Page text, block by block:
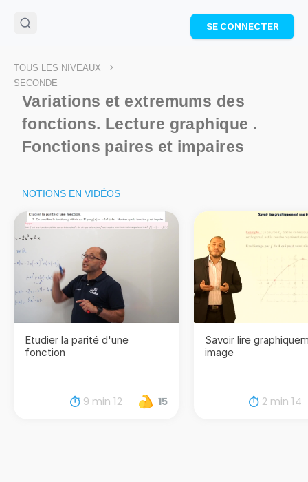
🌴Cahier de vacances offert
: révise les maths cet
Télécharge ton PDF gratuit et progresse avec des
SE CONNECTER
TOUS LES NIVEAUX >
SECONDE
Variations et extremums des
fonctions. Lecture graphique .
Fonctions paires et impaires
NOTIONS EN VIDÉOS
Etudier la parité d'une
fonction
9 min 12 15
Savoir lire
image
2 min 14